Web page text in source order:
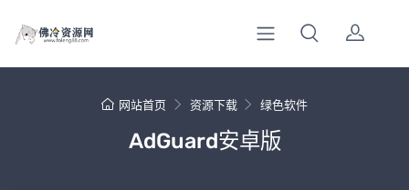
网站首页 资源下载 绿色软件
AdGuard安卓版